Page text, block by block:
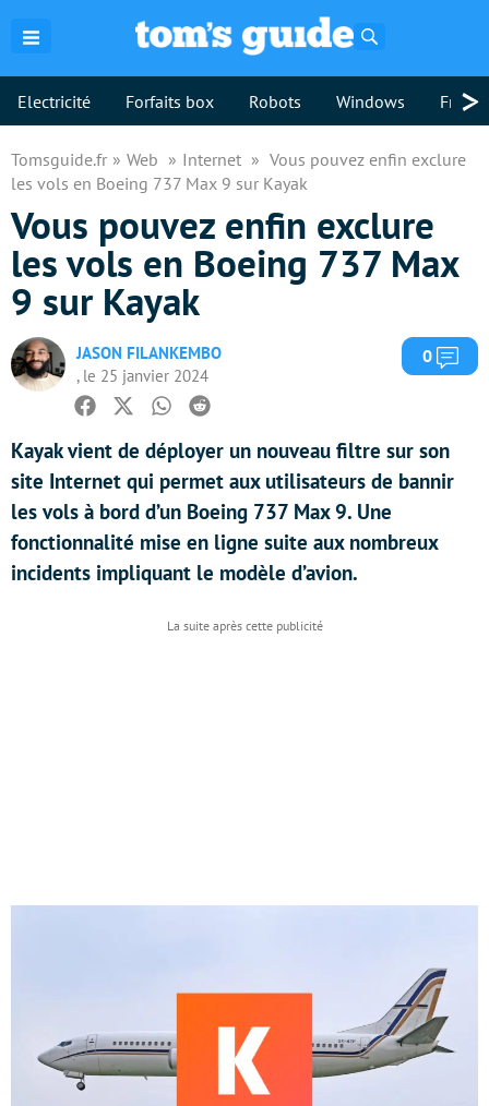
Electricité Forfaits box Robots Windows >
Tomsguide.fr Web Internet
Vous pouvez enfin exclure
les vols en Boeing 737 Max 9 sur Kayak
Vous pouvez enfin exclure
les vols en Boeing 737 Max
9 sur Kayak
JASON FILANKEMBO
, le 25 janvier 2024
0
Facebook
TwitterWhatsapp
Reddit
Kayak vient de déployer un nouveau filtre sur son
site Internet qui permet aux utilisateurs de bannir
les vols à bord d’un Boeing 737 Max 9. Une
fonctionnalité mise en ligne suite aux nombreux
incidents impliquant le modèle d’avion.